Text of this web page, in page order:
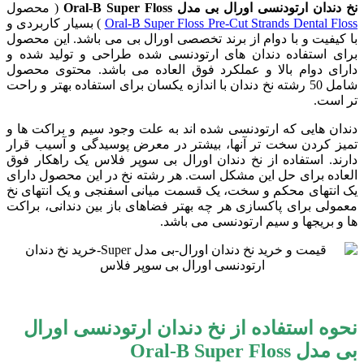
نخ دندان ارتودنسی اورال بی مدل Oral-B Super Floss
( محصول
Oral-B Super Floss Pre-Cut Strands Dental Floss ) بسیار کاربردی و
با کیفیت و با دوام از برند تخصصی اورال بی می باشد. این محصول
برای استفاده دندان های ارتودنسی شده طراحی و تولید شده و
دارای دوام بالا و عملکرد فوق العاده می باشد. محتوی محصول
شامل 50 رشته نخ دندان با اندازه یکسان برای استفاده بهتر و راحت
تر است.
دندان هایی که ارتودنسی شده اند به علت وجود سیم و براکت ها و
تمیز کردن سخت تر آنها، بیشتر در معرض پوسیدگی و آسیب قرار
دارند. استفاده از نخ دندان اورال بی سوپر فلاس یک راهکار فوق
العاده برای حل این مشکل است. هر رشته نخ در این محصول دارای
یک انتهای محکم و سخت، یک قسمت میانی اسفنجی و یک انتهای نخ
معمولی برای پاکسازی هر چه بهتر فضاهای باز بین دندانی، براکت
ها و بریجها و سیم ارتودنسی می باشد.
نحوه استفاده از نخ دندان ارتودنسی اورال
بی مدل Oral-B Super Floss